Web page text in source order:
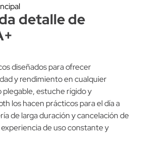
Entradas de audio
AUX 3.5mm
Con micrófono
detalle de
diseñados para ofrecer
y rendimiento en cualquier
estuche rígido y
los hacen prácticos para el día a
de larga duración y cancelación de
de uso constante y